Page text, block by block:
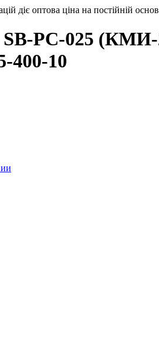
діє оптова ціна на постійній
SB-РC-025
400-10